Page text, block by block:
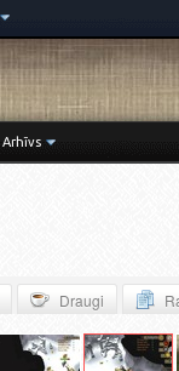
Arhīvs
Draugi